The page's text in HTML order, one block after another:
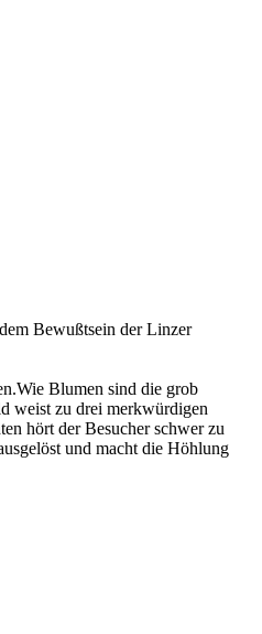
Bewußtsein der Linzer
Blumen sind die grob
weist zu drei merkwürdigen
hört der Besucher schwer zu
und macht die Höhlung